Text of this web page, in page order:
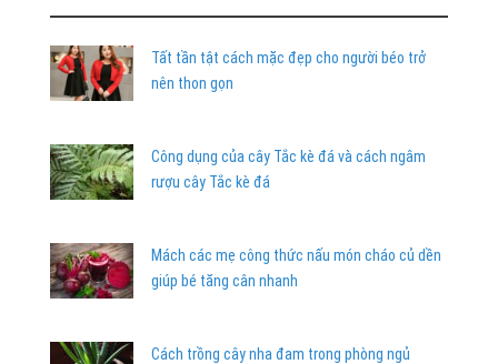
Tất tần tật cách mặc đẹp cho người béo trở
nên thon gọn
Công dụng của cây Tắc kè đá và cách ngâm
rượu cây Tắc kè đá
Mách các mẹ công thức nấu món cháo củ dền
giúp bé tăng cân nhanh
Cách trồng cây nha đam trong phòng ngủ